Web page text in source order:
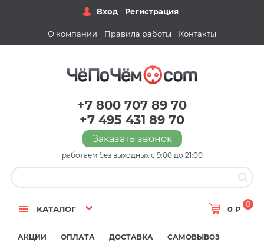
Вход Регистрация
О компании Правила работы Контакты
+7 800 707 89 70
+7 495 431 89 70
Заказать звонок
работаем без выходных с 9:00 до 21:00
КАТАЛОГ 0 Р
0
АКЦИИ ОПЛАТА ДОСТАВКА САМОВЫВОЗ